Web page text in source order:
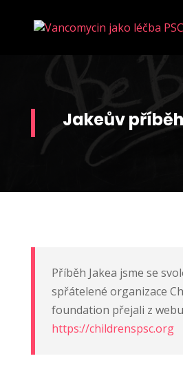
Jakeův
Příběh Jakea jsme se
spřátelené organizace
foundation přejali z webu
https://childrenspsc.org